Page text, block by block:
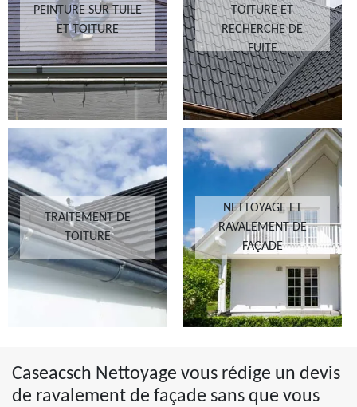
PEINTURE SUR TUILE
ET TOITURE
TOITURE ET
RECHERCHE DE
FUITE
TRAITEMENT DE
TOITURE
NETTOYAGE ET
RAVALEMENT DE
FAÇADE
Caseacsch Nettoyage vous rédige un devis
de ravalement de façade sans que vous